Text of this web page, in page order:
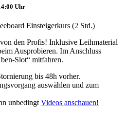
Uhr
Einsteigerkurs (2 Std.)
den Profis! Inklusive Leihmaterial
Ausprobieren. Im Anschluss
Slot“ mitfahren.
bis 48h vorher.
auswählen und zum
unbedingt Videos anschauen!